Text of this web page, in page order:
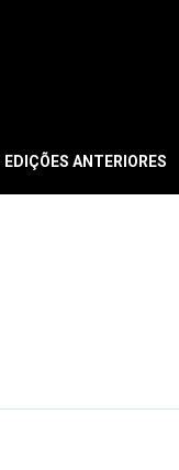
EDIÇÕES ANTERIORES